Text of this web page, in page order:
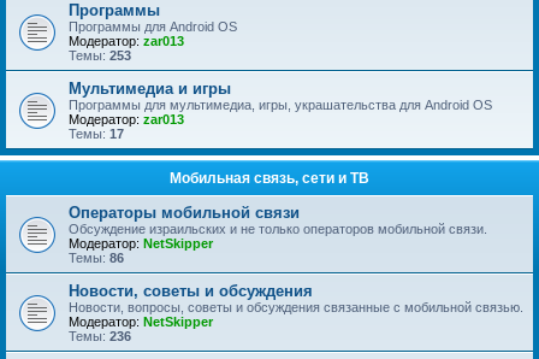
Программы
Программы для Android OS
Модератор: zar013
Темы: 253
Мультимедиа и игры
Программы для мультимедиа, игры, украшательства для Android OS
Модератор: zar013
Темы: 17
Мобильная связь, сети и ТВ
Операторы мобильной связи
Обсуждение израильских и не только операторов мобильной связи.
Модератор: NetSkipper
Темы: 86
Новости, советы и обсуждения
Новости, вопросы, советы и обсуждения связанные с мобильной связью.
Модератор: NetSkipper
Темы: 236